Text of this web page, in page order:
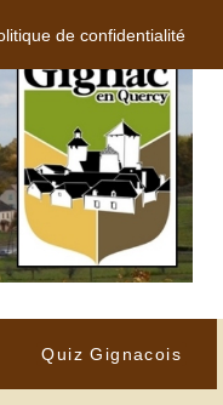
Quiz Gignacois
de confidentialité